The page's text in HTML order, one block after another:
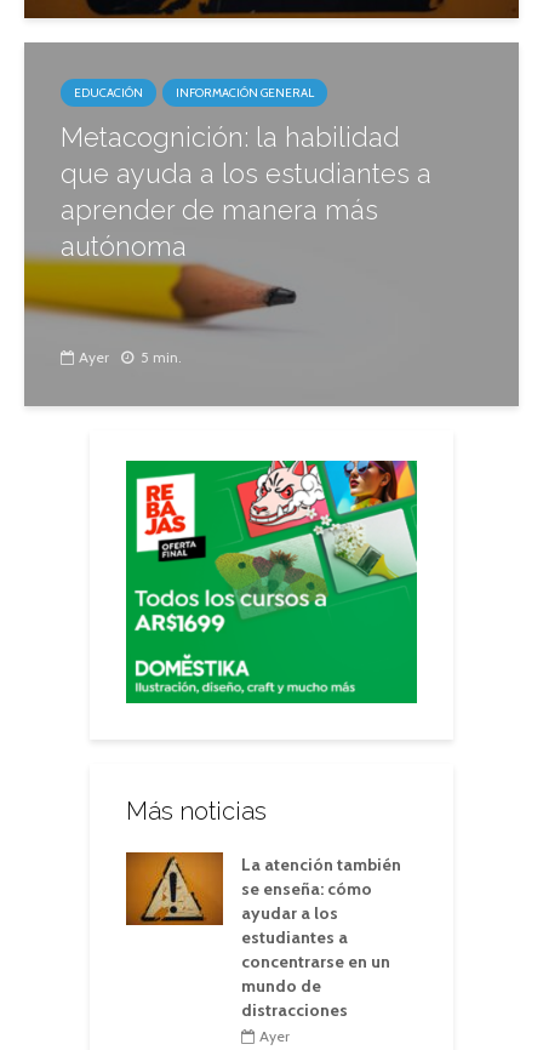
EDUCACIÓN INFORMACIÓN GENERAL
Metacognición: la habilidad
que ayuda a los estudiantes a
aprender de manera más
autónoma
Ayer 5 min.
Más noticias
La atención también
se enseña: cómo
ayudar a los
estudiantes a
concentrarse en un
mundo de
distracciones
Ayer